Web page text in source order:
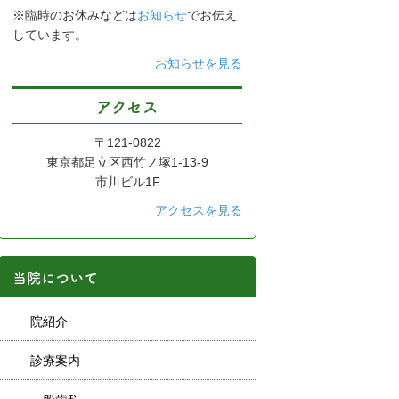
※臨時のお休みなどはお知らせでお伝え
しています。
お知らせを見る
アクセス
〒121-0822
東京都足立区西竹ノ塚1-13-9
市川ビル1F
アクセスを見る
当院について
院紹介
診療案内